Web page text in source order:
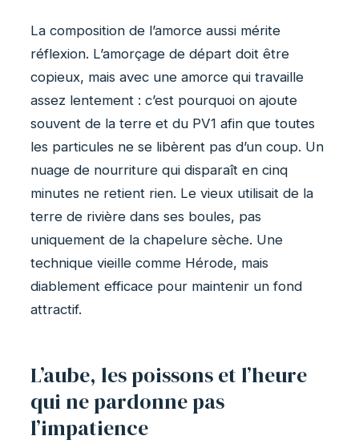
La composition de l’amorce aussi mérite
réflexion. L’amorçage de départ doit être
copieux, mais avec une amorce qui travaille
assez lentement : c’est pourquoi on ajoute
souvent de la terre et du PV1 afin que toutes
les particules ne se libèrent pas d’un coup. Un
nuage de nourriture qui disparaît en cinq
minutes ne retient rien. Le vieux utilisait de la
terre de rivière dans ses boules, pas
uniquement de la chapelure sèche. Une
technique vieille comme Hérode, mais
diablement efficace pour maintenir un fond
attractif.
L’aube, les poissons et l’heure
qui ne pardonne pas
l’impatience